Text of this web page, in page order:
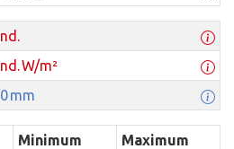
nd.
nd. W/m²
0 mm
Minimum
Maximum